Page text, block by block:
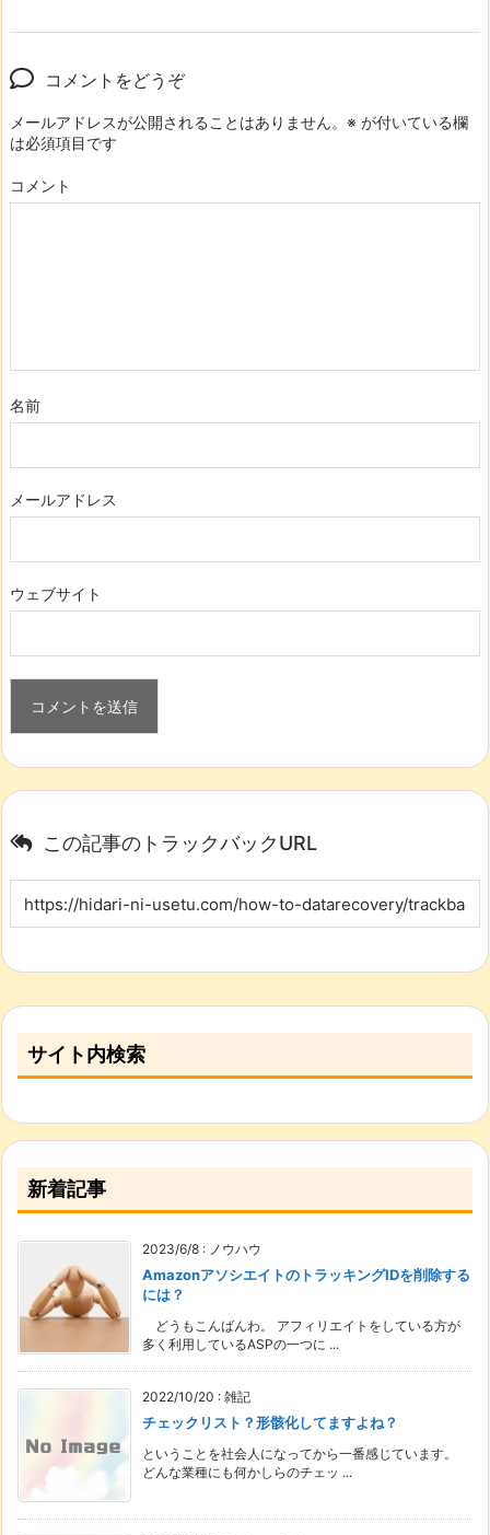
コメントをどうぞ
メールアドレスが公開されることはありません。 ※ が付いている欄
は必須項目です
コメント
名前
メールアドレス
ウェブサイト
この記事のトラックバックURL
サイト内検索
新着記事
2023/6/8 : ノウハウ
AmazonアソシエイトのトラッキングIDを削除する
には？
どうもこんばんわ。 アフィリエイトをしている方が
多く利用しているASPの一つに ...
2022/10/20 : 雑記
チェックリスト？形骸化してますよね？
ということを社会人になってから一番感じています。
どんな業種にも何かしらのチェッ ...